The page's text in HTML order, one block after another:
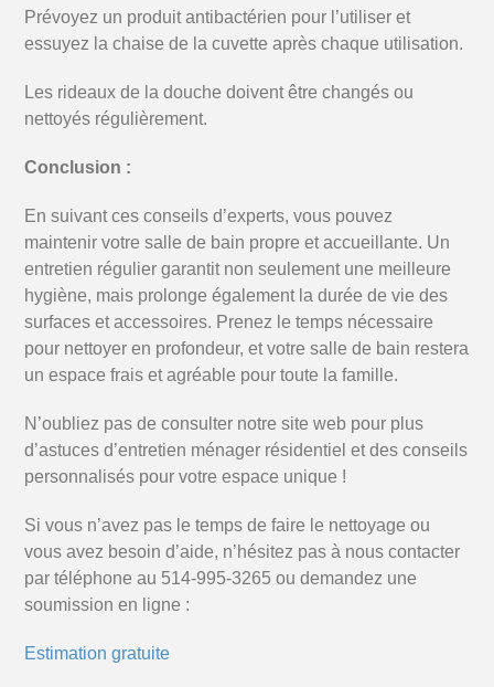
Prévoyez un produit antibactérien pour l’utiliser et
essuyez la chaise de la cuvette après chaque utilisation.
Les rideaux de la douche doivent être changés ou
nettoyés régulièrement.
Conclusion :
En suivant ces conseils d’experts, vous pouvez
maintenir votre salle de bain propre et accueillante. Un
entretien régulier garantit non seulement une meilleure
hygiène, mais prolonge également la durée de vie des
surfaces et accessoires. Prenez le temps nécessaire
pour nettoyer en profondeur, et votre salle de bain restera
un espace frais et agréable pour toute la famille.
N’oubliez pas de consulter notre site web pour plus
d’astuces d’entretien ménager résidentiel et des conseils
personnalisés pour votre espace unique !
Si vous n’avez pas le temps de faire le nettoyage ou
vous avez besoin d’aide, n’hésitez pas à nous contacter
par téléphone au 514-995-3265 ou demandez une
soumission en ligne :
Estimation gratuite